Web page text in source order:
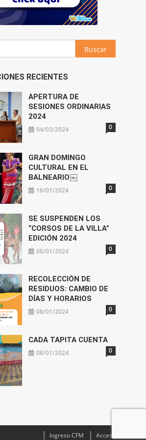
Buscar:
RECIENTES
APERTURA DE
SESIONES ORDINARIAS
2024
04/03/2024 0
GRAN DOMINGO
CULTURAL EN EL
BALNEARIO￼
16/01/2024 0
SE SUSPENDEN LOS
“CORSOS DE LA VILLA”
EDICIÓN 2024
08/01/2024 0
RECOLECCIÓN DE
RESIDUOS: CAMBIO DE
DÍAS Y HORARIOS
08/01/2024 0
CADA TAPITA CUENTA
08/01/2024 0
Ingreso CFM Acceso